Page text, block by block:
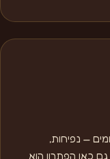
— נפיחות,
גם כאן הפתרון הוא